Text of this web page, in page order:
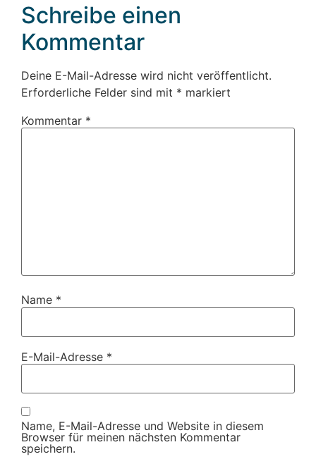
Schreibe einen
Kommentar
Deine E-Mail-Adresse wird nicht veröffentlicht.
Erforderliche Felder sind mit * markiert
Kommentar *
Name *
E-Mail-Adresse *
Name, E-Mail-Adresse und Website in diesem
Browser für meinen nächsten Kommentar
speichern.